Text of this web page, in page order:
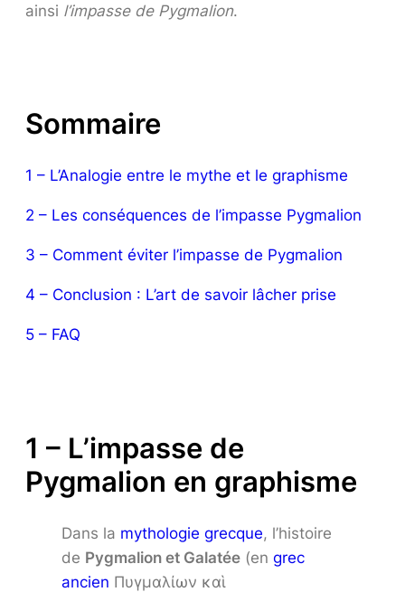
ainsi l’impasse de Pygmalion.
Sommaire
1 – L’Analogie entre le mythe et le graphisme
2 – Les conséquences de l’impasse Pygmalion
3 – Comment éviter l’impasse de Pygmalion
4 – Conclusion : L’art de savoir lâcher prise
5 – FAQ
1 – L’impasse de
Pygmalion en graphisme
Dans la mythologie grecque, l’histoire
de Pygmalion et Galatée (en grec
ancien Πυγμαλίων καὶ